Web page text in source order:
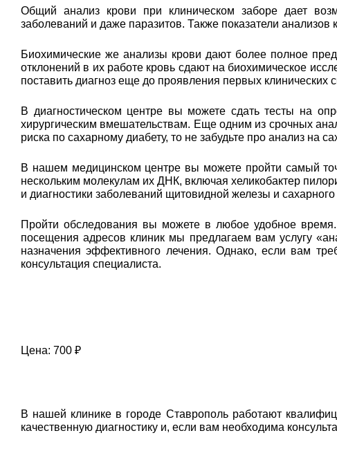
Общий анализ крови при клиническом заборе дает
заболеваний и даже паразитов. Также показатели
Биохимические же анализы крови дают более полное
отклонений в их работе кровь сдают на биохимическое
поставить диагноз еще до проявления первых клинических
В диагностическом центре вы можете сдать тесты на
хирургическим вмешательствам. Еще одним из срочных
риска по сахарному диабету, то не забудьте про анализ на
В нашем медицинском центре вы можете пройти самый
нескольким молекулам их ДНК, включая хеликобактер
и диагностики заболеваний щитовидной железы и сахарного
Пройти обследования вы можете в любое удобное
посещения адресов клиник мы предлагаем вам услугу
назначения эффективного лечения. Однако, если вам
консультация специалиста.
Цена: 700 ₽
В нашей клинике в городе Ставрополь работают
качественную диагностику и, если вам необходима